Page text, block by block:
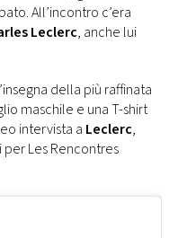
All’incontro c’era
Leclerc, anche lui
della più raffinata
maschile e una T-shirt
intervista a Leclerc,
Les Rencontres